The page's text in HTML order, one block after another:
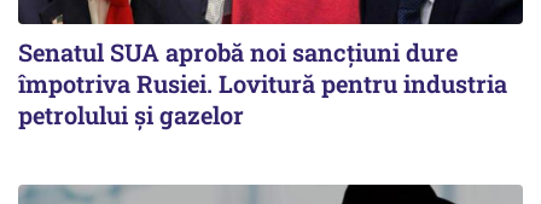
Senatul SUA aprobă noi sancțiuni dure
împotriva Rusiei. Lovitură pentru industria
petrolului și gazelor